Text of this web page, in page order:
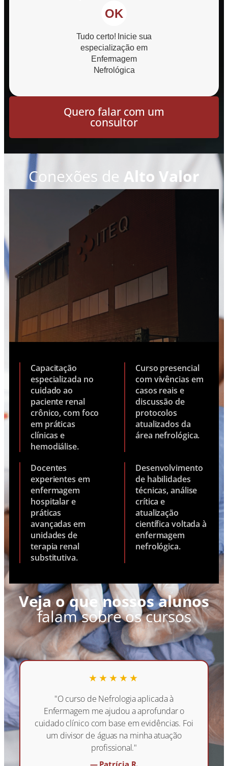
OK
Tudo certo! Inicie sua
especialização em
Enfermagem
Nefrológica
Quero falar com um
consultor
Conexões de Alto Valor
Capacitação
especializada no
cuidado ao
paciente renal
crônico, com foco
em práticas
clínicas e
hemodiálise.
Curso presencial
com vivências em
casos reais e
discussão de
protocolos
atualizados da
área nefrológica.
Docentes
experientes em
enfermagem
hospitalar e
práticas
avançadas em
unidades de
terapia renal
substitutiva.
Desenvolvimento
de habilidades
técnicas, análise
crítica e
atualização
científica voltada à
enfermagem
nefrológica.
Veja o que nossos alunos
falam sobre os cursos
★★★★★
"O curso de Nefrologia aplicada à
Enfermagem me ajudou a aprofundar o
cuidado clínico com base em evidências. Foi
um divisor de águas na minha atuação
profissional."